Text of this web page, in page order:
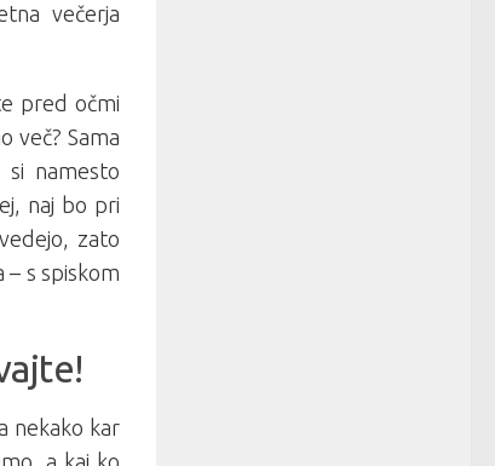
večerja
pred očmi
več? Sama
namesto
naj bo pri
zato
s spiskom
nekako kar
a kaj ko